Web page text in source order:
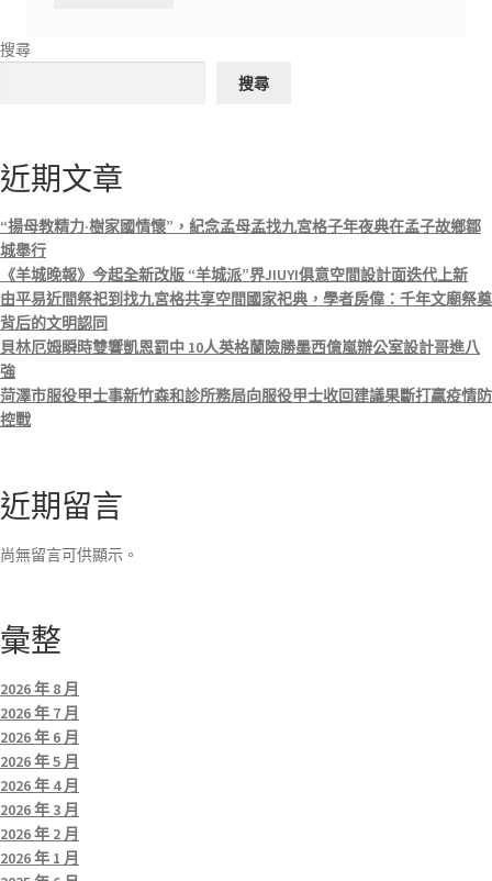
搜尋
搜尋
近期文章
“揚母教精力·樹家國情懷”，紀念孟母孟找九宮格子年夜典在孟子故鄉鄒
城舉行
《羊城晚報》今起全新改版 “羊城派”界JIUYI俱意空間設計面迭代上新
由平易近間祭祀到找九宮格共享空間國家祀典，學者房偉：千年文廟祭奠
背后的文明認同
貝林厄姆瞬時雙響凱恩罰中 10人英格蘭險勝墨西億嵐辦公室設計哥進八
強
菏澤市服役甲士事新竹森和診所務局向服役甲士收回建議果斷打贏疫情防
控戰
近期留言
尚無留言可供顯示。
彙整
2026 年 8 月
2026 年 7 月
2026 年 6 月
2026 年 5 月
2026 年 4 月
2026 年 3 月
2026 年 2 月
2026 年 1 月